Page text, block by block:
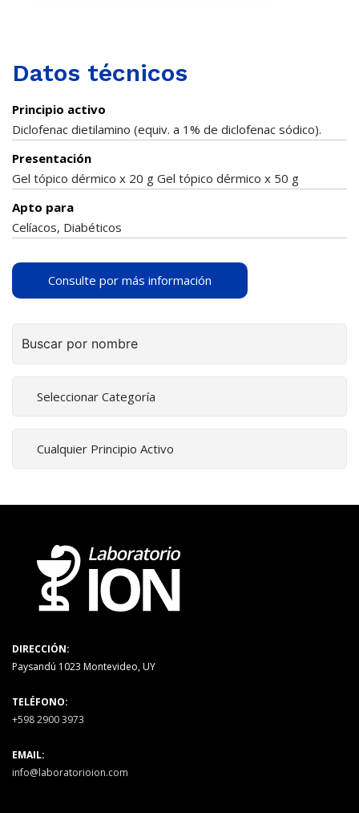
Datos técnicos
Principio activo
Diclofenac dietilamino (equiv. a 1% de diclofenac sódico).
Presentación
Gel tópico dérmico x 20 g Gel tópico dérmico x 50 g
Apto para
Celíacos, Diabéticos
Consulte por más información
DIRECCIÓN:
Paysandú 1023 Montevideo, UY
TELÉFONO:
+598 2900 3973
EMAIL:
info@laboratorioion.com